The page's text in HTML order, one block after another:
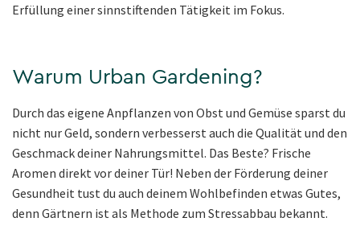
Erfüllung einer sinnstiftenden Tätigkeit im Fokus.
Warum Urban Gardening?
Durch das eigene Anpflanzen von Obst und Gemüse sparst du
nicht nur Geld, sondern verbesserst auch die Qualität und den
Geschmack deiner Nahrungsmittel. Das Beste? Frische
Aromen direkt vor deiner Tür! Neben der Förderung deiner
Gesundheit tust du auch deinem Wohlbefinden etwas Gutes,
denn Gärtnern ist als Methode zum Stressabbau bekannt.